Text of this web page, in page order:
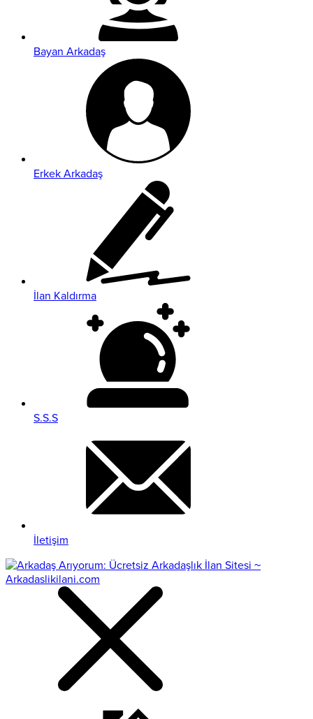
Bayan Arkadaş
Erkek Arkadaş
İlan Kaldırma
S.S.S
İletişim